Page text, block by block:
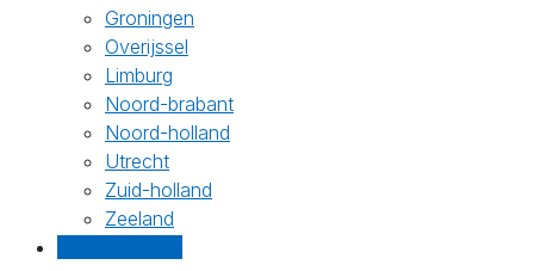
Groningen
Overijssel
Limburg
Noord-brabant
Noord-holland
Utrecht
Zuid-holland
Zeeland